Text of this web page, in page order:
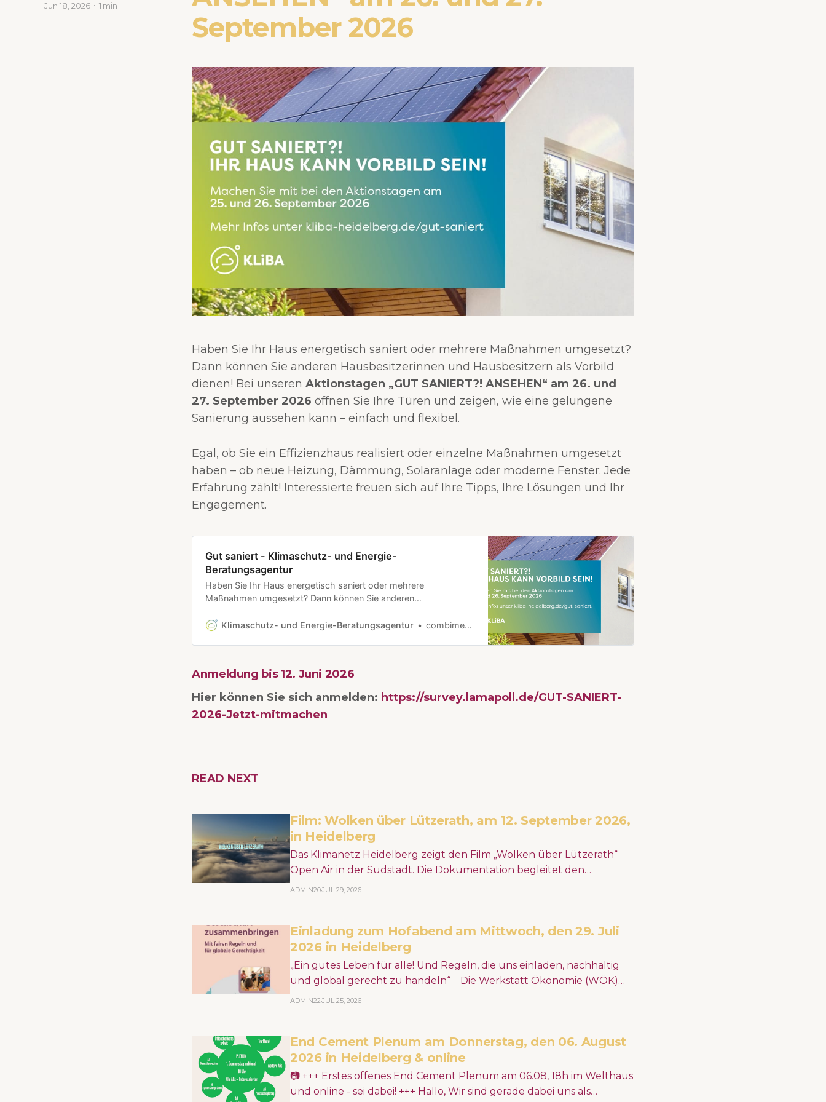
September 2026
Jun 18, 2026 1 min
Haben Sie Ihr Haus energetisch saniert oder mehrere Maßnahmen umgesetzt?
Dann können Sie anderen Hausbesitzerinnen und Hausbesitzern als Vorbild
dienen! Bei unseren Aktionstagen „GUT SANIERT?! ANSEHEN“ am 26. und
27. September 2026 öffnen Sie Ihre Türen und zeigen, wie eine gelungene
Sanierung aussehen kann – einfach und flexibel.
Egal, ob Sie ein Effizienzhaus realisiert oder einzelne Maßnahmen umgesetzt
haben – ob neue Heizung, Dämmung, Solaranlage oder moderne Fenster: Jede
Erfahrung zählt! Interessierte freuen sich auf Ihre Tipps, Ihre Lösungen und Ihr
Engagement.
Gut saniert - Klimaschutz- und Energie-
Beratungsagentur
Haben Sie Ihr Haus energetisch saniert oder mehrere
Maßnahmen umgesetzt? Dann können Sie anderen
Klimaschutz- und Energie-Beratungsagentur
combimedia
Anmeldung bis 12. Juni 2026
Hier können Sie sich anmelden: https://survey.lamapoll.de/GUT-SANIERT-
2026-Jetzt-mitmachen
READ NEXT
Film: Wolken über Lützerath, am 12. September 2026,
in Heidelberg
Das Klimanetz Heidelberg zeigt den Film „Wolken über Lützerath“
Open Air in der Südstadt. Die Dokumentation begleitet den
Widerstand gegen den Braunkohleabbau und erzählt von
ADMIN20JUL 29, 2026
Einladung zum Hofabend am Mittwoch, den 29. Juli
2026 in Heidelberg
„Ein gutes Leben für alle! Und Regeln, die uns einladen, nachhaltig
und global gerecht zu handeln“ Die Werkstatt Ökonomie (WÖK)
lädt ein zum nächsten Treffen im Rahmen des Projekts "Gesellschaft
ADMIN22 JUL 25, 2026
End Cement Plenum am Donnerstag, den 06. August
2026 in Heidelberg & online
⁨📷⁩ ⁨+++ Erstes offenes End Cement Plenum am 06.08, 18h im Welthaus
und online - sei dabei! +++ Hallo, Wir sind gerade dabei uns als